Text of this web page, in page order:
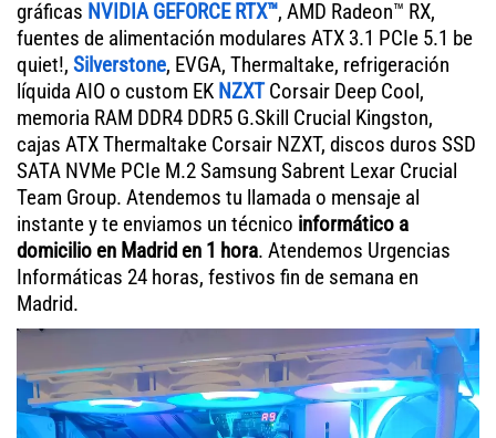
gráficas NVIDIA GEFORCE RTX™, AMD Radeon™ RX,
fuentes de alimentación modulares ATX 3.1 PCIe 5.1 be
quiet!, Silverstone, EVGA, Thermaltake, refrigeración
líquida AIO o custom EK NZXTCorsair Deep Cool,
memoria RAM DDR4 DDR5 G.Skill Crucial Kingston,
cajas ATX Thermaltake Corsair NZXT, discos duros SSD
SATA NVMe PCIe M.2 Samsung Sabrent Lexar Crucial
Team Group. Atendemos tu llamada o mensaje al
instante y te enviamos un técnico informático a
domicilio en Madrid en 1 hora. Atendemos Urgencias
Informáticas 24 horas, festivos fin de semana en
Madrid.